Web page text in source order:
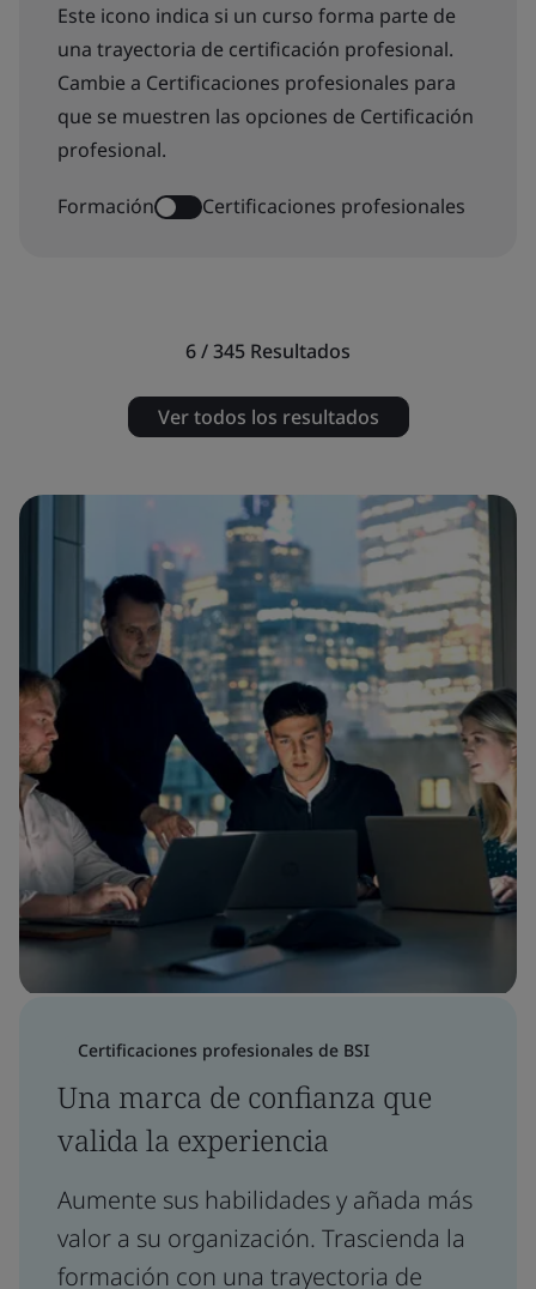
Este icono indica si un curso forma parte de
una trayectoria de certificación profesional.
Cambie a Certificaciones profesionales para
que se muestren las opciones de Certificación
profesional.
Formación Certificaciones profesionales
6 / 345 Resultados
Ver todos los resultados
Certificaciones profesionales de BSI
Una marca de confianza que
valida la experiencia
Aumente sus habilidades y añada más
valor a su organización. Trascienda la
formación con una trayectoria de